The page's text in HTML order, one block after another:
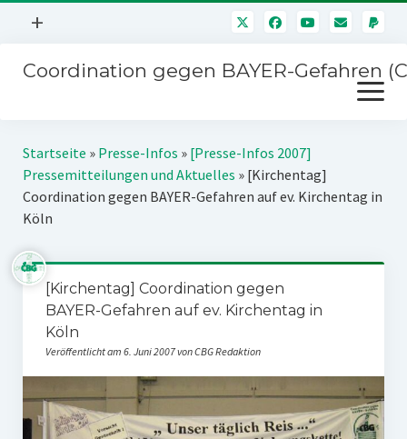
Menü
+
Mitmachen
Über uns
Kontakt
Störfälle
Coordination gegen BAYER-Gefahren
Menü
öffnen
Kampagnen
Stichwort BAYER
Jahrestagung
SPENDEN
Startseite » Presse-Infos » [Presse-Infos 2007]
Pressemitteilungen und Aktuelles » [Kirchentag]
Coordination gegen BAYER-Gefahren auf ev. Kirchentag in
Köln
[Kirchentag] Coordination gegen
BAYER-Gefahren auf ev. Kirchentag in
Köln
Veröffentlicht am 6. Juni 2007 von CBG Redaktion